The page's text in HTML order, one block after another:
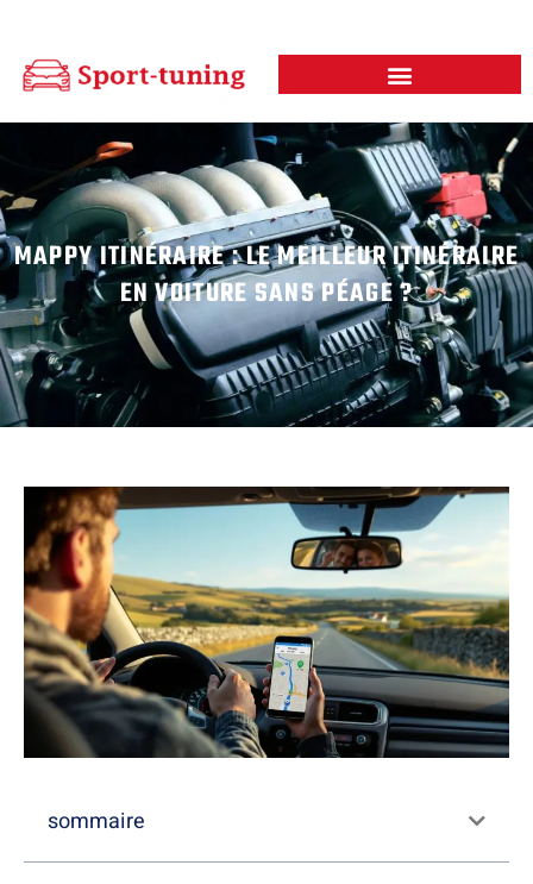
MAPPY ITINÉRAIRE : LE MEILLEUR ITINÉRAIRE
EN VOITURE SANS PÉAGE ?
sommaire